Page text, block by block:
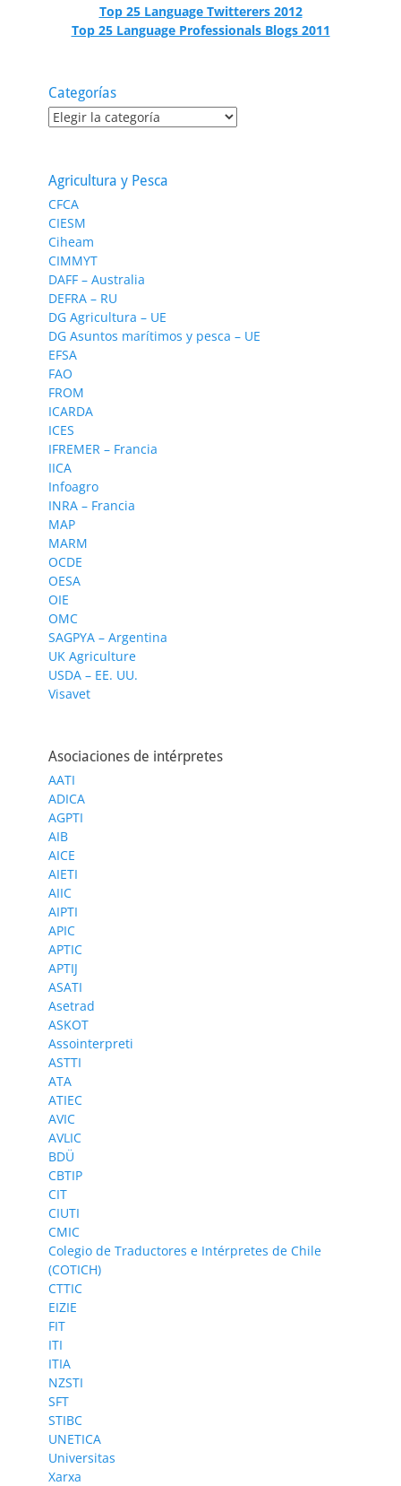
Top 25 Language Twitterers 2012
Top 25 Language Professionals Blogs 2011
Categorías
Categorías
Agricultura y Pesca
CFCA
CIESM
Ciheam
CIMMYT
DAFF – Australia
DEFRA – RU
DG Agricultura – UE
DG Asuntos marítimos y pesca – UE
EFSA
FAO
FROM
ICARDA
ICES
IFREMER – Francia
IICA
Infoagro
INRA – Francia
MAP
MARM
OCDE
OESA
OIE
OMC
SAGPYA – Argentina
UK Agriculture
USDA – EE. UU.
Visavet
Asociaciones de intérpretes
AATI
ADICA
AGPTI
AIB
AICE
AIETI
AIIC
AIPTI
APIC
APTIC
APTIJ
ASATI
Asetrad
ASKOT
Assointerpreti
ASTTI
ATA
ATIEC
AVIC
AVLIC
BDÜ
CBTIP
CIT
CIUTI
CMIC
Colegio de Traductores e Intérpretes de Chile
(COTICH)
CTTIC
EIZIE
FIT
ITI
ITIA
NZSTI
SFT
STIBC
UNETICA
Universitas
Xarxa